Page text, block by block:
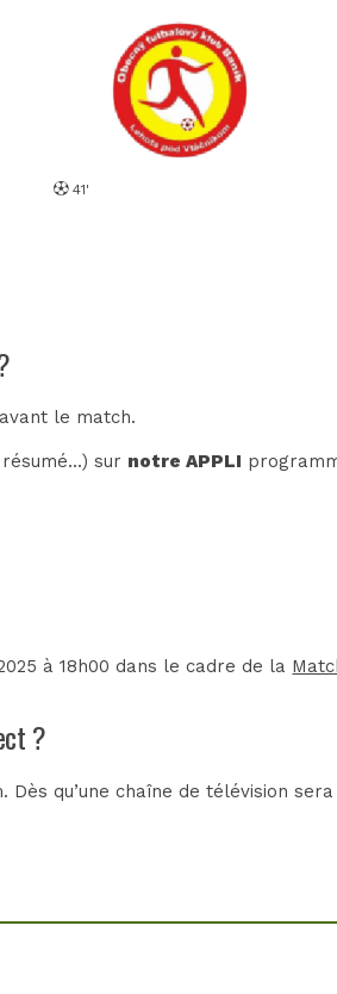
41'
le match.
sur notre APPLI
à 18h00 dans le cadre de la
?
qu’une chaîne de télévision